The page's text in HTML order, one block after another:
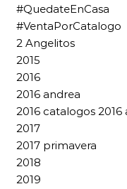
#QuedateEnCasa
#VentaPorCatalogo
2 Angelitos
2015
2016
2016 andrea
2016 catalogos
2017
2017 primavera
2018
2019